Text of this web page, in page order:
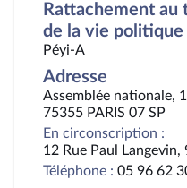
Rattachement
de la vie politique
Péyi-A
Adresse
Assemblée nationale,
75355 PARIS 07 SP
En circonscription :
12 Rue Paul
Téléphone : 05 96 62